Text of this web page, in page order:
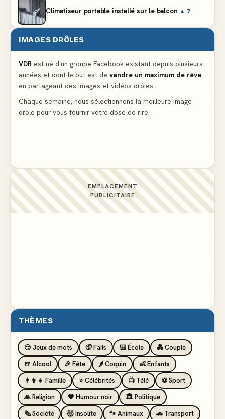
Climatiseur portable installé sur le balcon ▲ 7
Le problème cardiaque du médecin ▲ 5
La voisine en bikini pour que le mari tonde la
pelouse
IMAGES DRÔLES
VDR est né d'un groupe Facebook existant depuis plusieurs
années et dont le but est de vendre un maximum de rêve
en partageant des images et vidéos drôles.
Chaque semaine, nous sélectionnons la meilleure image
drole pour vous fournir votre dose de rire.
EMPLACEMENT
PUBLICITAIRE
THÈMES
😏 Jeux de mots 🤦 Fails 🎒 École
💑 Couple
🍺 Alcool
🎉 Fête 🌶️ Coquin
👶 Enfants
👨‍👩‍👧 Famille
⭐ Célébrités 📺 Télé
⚽ Sport
🙏 Religion
🖤 Humour noir
🏛️ Politique
🗞️ Société
🤯 Insolite 🐾 Animaux
🚗 Transport